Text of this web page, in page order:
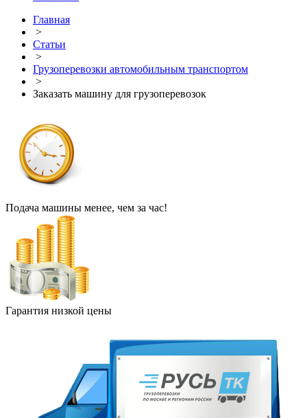
Главная
>
Статьи
>
Грузоперевозки автомобильным транспортом
>
Заказать машину для грузоперевозок
Подача машины менее, чем за час!
Гарантия низкой цены